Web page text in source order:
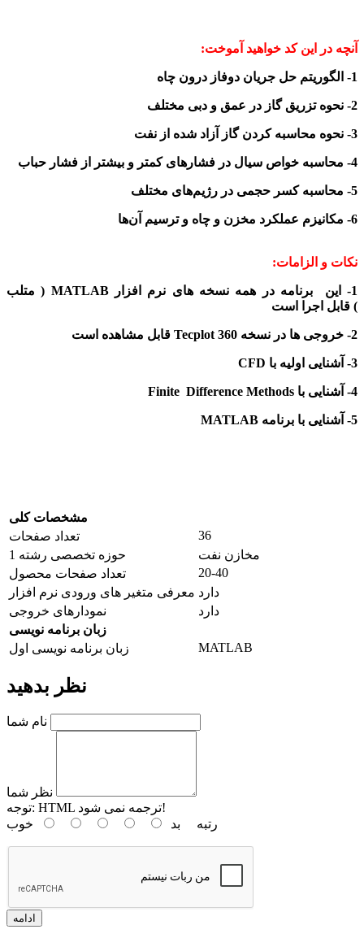
آنچه در این کد خواهید آموخت:
1- الگوریتم حل جریان دوفاز درون چاه
2- نحوه تزریق گاز در عمق و دبی مختلف
3- نحوه محاسبه کردن گاز آزاد شده از نفت
4- محاسبه خواص سیال در فشارهای کمتر و بیشتر از فشار حباب
5- محاسبه کسر حجمی در رژیم‌های مختلف
6- مکانیزم عملکرد مخزن و چاه و ترسیم آن‌ها
نکات و الزامات:
1- این برنامه در همه نسخه های
نرم افزار MATLAB ( متلب
) قابل اجرا است
2- خروجی ها در نسخه Tecplot 360 قابل مشاهده است
3- آشنایی اولیه با CFD
4- آشنایی با Finite Difference Methods
5- آشنایی با برنامه MATLAB
مشخصات کلی
تعداد صفحات
36
حوزه تخصصی رشته 1
مخازن نفت
تعداد صفحات محصول
20-40
معرفی متغیر های ورودی نرم افزار دارد
نمودارهای خروجی
دارد
زبان برنامه نویسی
زبان برنامه نویسی اول
MATLAB
نظر بدهید
نام شما
نظر شما
توجه:
HTML ترجمه نمی شود!
رتبه بد خوب
ادامه